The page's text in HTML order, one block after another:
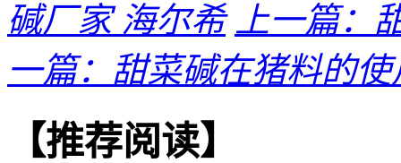
碱厂家 海尔希 上一篇：
一篇：甜菜碱在猪料的
【推荐阅读】